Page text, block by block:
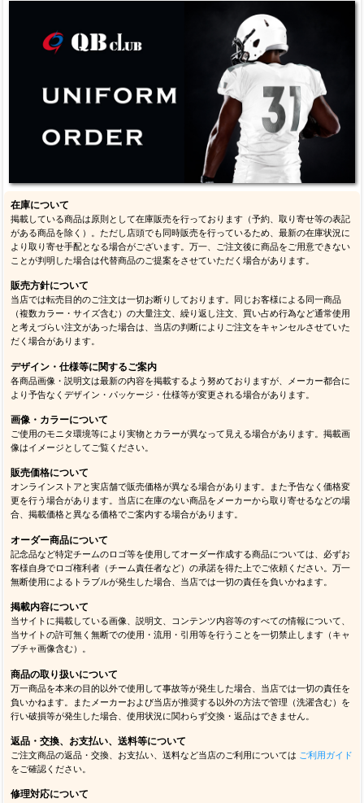
在庫について
掲載している商品は原則として在庫販売を行っております（予約、取り寄せ等の表記
がある商品を除く）。ただし店頭でも同時販売を行っているため、最新の在庫状況に
より取り寄せ手配となる場合がございます。万一、ご注文後に商品をご用意できない
ことが判明した場合は代替商品のご提案をさせていただく場合があります。
販売方針について
当店では転売目的のご注文は一切お断りしております。同じお客様による同一商品
（複数カラー・サイズ含む）の大量注文、繰り返し注文、買い占め行為など通常使用
と考えづらい注文があった場合は、当店の判断によりご注文をキャンセルさせていた
だく場合があります。
デザイン・仕様等に関するご案内
各商品画像・説明文は最新の内容を掲載するよう努めておりますが、メーカー都合に
より予告なくデザイン・パッケージ・仕様等が変更される場合があります。
画像・カラーについて
ご使用のモニタ環境等により実物とカラーが異なって見える場合があります。掲載画
像はイメージとしてご覧ください。
販売価格について
オンラインストアと実店舗で販売価格が異なる場合があります。また予告なく価格変
更を行う場合があります。当店に在庫のない商品をメーカーから取り寄せるなどの場
合、掲載価格と異なる価格でご案内する場合があります。
オーダー商品について
記念品など特定チームのロゴ等を使用してオーダー作成する商品については、必ずお
客様自身でロゴ権利者（チーム責任者など）の承諾を得た上でご依頼ください。万一
無断使用によるトラブルが発生した場合、当店では一切の責任を負いかねます。
掲載内容について
当サイトに掲載している画像、説明文、コンテンツ内容等のすべての情報について、
当サイトの許可無く無断での使用・流用・引用等を行うことを一切禁止します（キャ
プチャ画像含む）。
商品の取り扱いについて
万一商品を本来の目的以外で使用して事故等が発生した場合、当店では一切の責任を
負いかねます。またメーカーおよび当店が推奨する以外の方法で管理（洗濯含む）を
行い破損等が発生した場合、使用状況に関わらず交換・返品はできません。
返品・交換、お支払い、送料等について
ご注文商品の返品・交換、お支払い、送料など当店のご利用については ご利用ガイド
をご確認ください。
修理対応について